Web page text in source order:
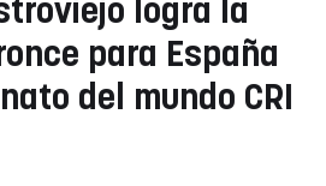
logra la
para España
del mundo CRI